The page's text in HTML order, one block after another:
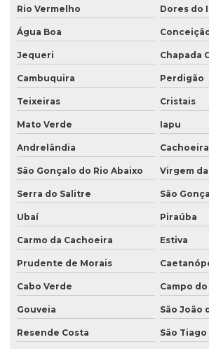
Rio Vermelho Dores do
Água Boa
Jequeri Chapada
Cambuquira Perdigão
Teixeiras Cristais
Mato Verde Iapu
Andrelândia
São Gonçalo do Rio Abaixo Virgem
Serra do Salitre São
Ubaí Piraúba
Carmo da Cachoeira Estiva
Prudente de Morais
Cabo Verde Campo
Gouveia São João
Resende Costa São Tiago